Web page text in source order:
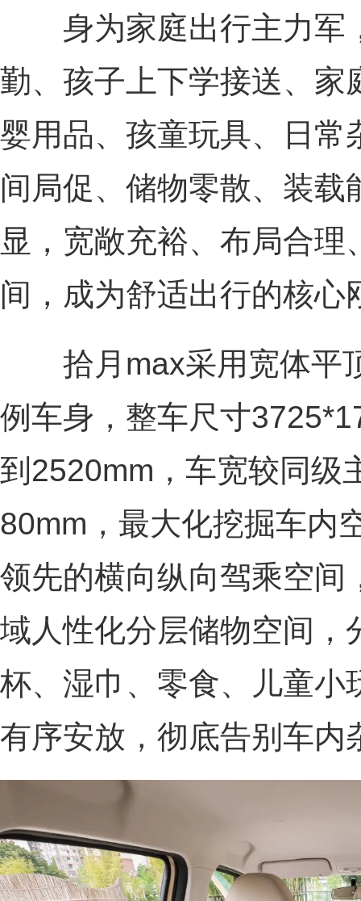
身为家庭出行主力军
勤、孩子上下学接送、家
婴用品、孩童玩具、日常
间局促、储物零散、装载
显，宽敞充裕、布局合
间，成为舒适出行的核心
拾月max采用宽体平
例车身，整车尺寸
到2520mm，车宽较同级
80mm，最大化挖掘车内
领先的横向纵向驾乘空间
域人性化分层储物空间，
杯、湿巾、零食、儿童小
有序安放，彻底告别车内